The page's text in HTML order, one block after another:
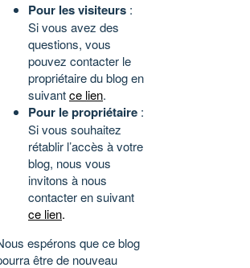
Pour les visiteurs :
Si vous avez des
questions, vous
pouvez contacter le
propriétaire du blog en
suivantce lien.
Pour le propriétaire :
Si vous souhaitez
rétablir l’accès à votre
blog, nous vous
invitons à nous
contacter en suivant
ce lien.
espérons que ce blog
être de nouveau